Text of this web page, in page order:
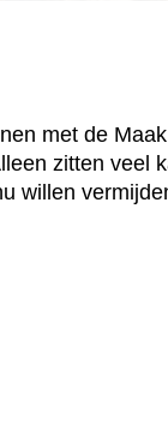
met de
zitten veel
willen